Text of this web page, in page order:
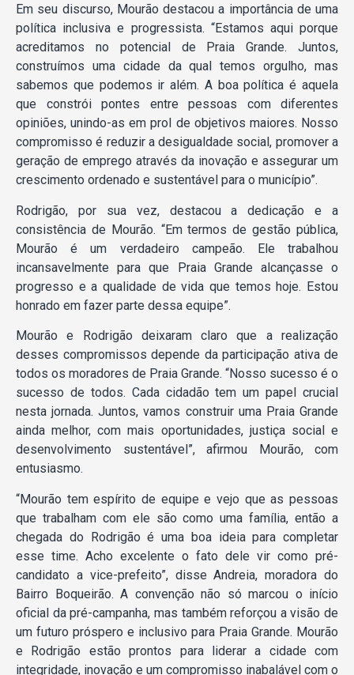
Em seu discurso, Mourão destacou a importância de uma
política inclusiva e progressista. “Estamos aqui porque
acreditamos no potencial de Praia Grande. Juntos,
construímos uma cidade da qual temos orgulho, mas
sabemos que podemos ir além. A boa política é aquela
que constrói pontes entre pessoas com diferentes
opiniões, unindo-as em prol de objetivos maiores. Nosso
compromisso é reduzir a desigualdade social, promover a
geração de emprego através da inovação e assegurar um
crescimento ordenado e sustentável para o município”.
Rodrigão, por sua vez, destacou a dedicação e a
consistência de Mourão. “Em termos de gestão pública,
Mourão é um verdadeiro campeão. Ele trabalhou
incansavelmente para que Praia Grande alcançasse o
progresso e a qualidade de vida que temos hoje. Estou
honrado em fazer parte dessa equipe”.
Mourão e Rodrigão deixaram claro que a realização
desses compromissos depende da participação ativa de
todos os moradores de Praia Grande. “Nosso sucesso é o
sucesso de todos. Cada cidadão tem um papel crucial
nesta jornada. Juntos, vamos construir uma Praia Grande
ainda melhor, com mais oportunidades, justiça social e
desenvolvimento sustentável”, afirmou Mourão, com
entusiasmo.
“Mourão tem espírito de equipe e vejo que as pessoas
que trabalham com ele são como uma família, então a
chegada do Rodrigão é uma boa ideia para completar
esse time. Acho excelente o fato dele vir como pré-
candidato a vice-prefeito”, disse Andreia, moradora do
Bairro Boqueirão. A convenção não só marcou o início
oficial da pré-campanha, mas também reforçou a visão de
um futuro próspero e inclusivo para Praia Grande. Mourão
e Rodrigão estão prontos para liderar a cidade com
integridade, inovação e um compromisso inabalável com o